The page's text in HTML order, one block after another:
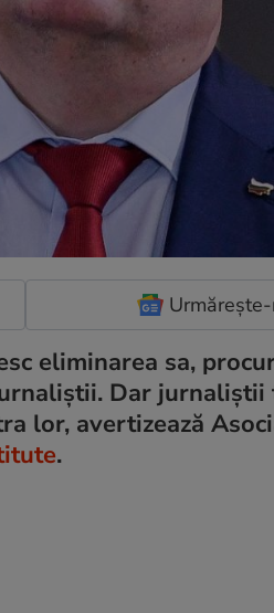
eliminarea sa,
Dar jurnaliștii
lor, avertizează
.